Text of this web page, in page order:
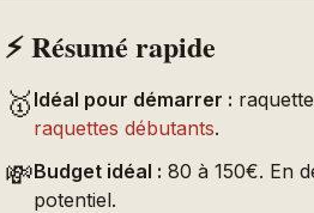
⚡ Résumé rapide
🥇 Idéal pour démarrer :
raquettes débutants.
💸Budget idéal : 80 à 150€. En
potentiel.